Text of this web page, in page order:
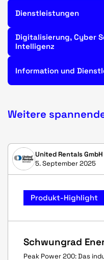
Dienstleistungen
Digitalisierung, Cyber
Intelligenz
Information und
Weitere
United Rentals GmbH
5. September 2025
Produkt-Highlight
Schwungrad
Peak Power 200: Das